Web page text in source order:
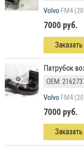
Volvo FM4
7000 руб.
Заказать
патрубок
ОЕМ:
Volvo FM4
7000 руб.
Заказать